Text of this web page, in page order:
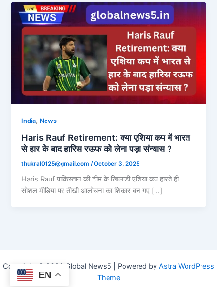
India, News
Haris Rauf Retirement: क्या एशिया कप में भारत
से हार के बाद हारिस रऊफ को लेना पड़ा संन्यास ?
thukral0125@gmail.com /October 3, 2025
Haris Rauf पाकिस्तान की टीम के खिलाडी एशिया कप हारते ही
सोशल मीडिया पर तीखी आलोचना का शिकार बन गए […]
Copyright © 2026 Global News5 | Powered by Astra WordPress
Theme
EN